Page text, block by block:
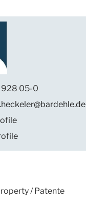
05-0
/ Patente